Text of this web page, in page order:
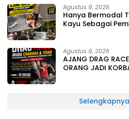
MENINGGAL DUNIA
Agustus 9, 2026
Hanya Bermodal
Kayu Sebagai
Dunia
Agustus 9, 2026
AJANG DRAG
ORANG JADI
Selengkapnya